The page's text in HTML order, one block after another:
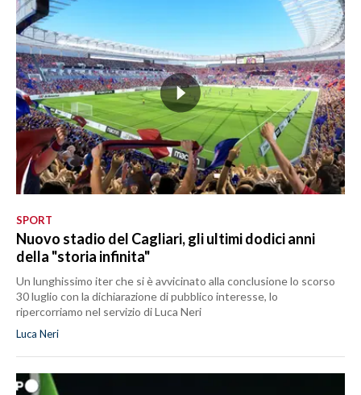
SPORT
Nuovo stadio del Cagliari, gli ultimi dodici anni
della "storia infinita"
Un lunghissimo iter che si è avvicinato alla conclusione lo scorso
30 luglio con la dichiarazione di pubblico interesse, lo
ripercorriamo nel servizio di Luca Neri
Luca Neri